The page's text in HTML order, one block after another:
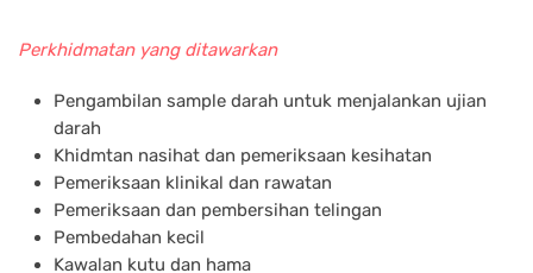
Perkhidmatan yang ditawarkan
Pengambilan sample darah untuk menjalankan ujian
darah
Khidmtan nasihat dan pemeriksaan kesihatan
Pemeriksaan klinikal dan rawatan
Pemeriksaan dan pembersihan telingan
Pembedahan kecil
Kawalan kutu dan hama